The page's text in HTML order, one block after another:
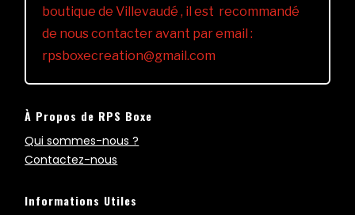
boutique de Villevaudé , il est recommandé
de nous contacter avant par email :
rpsboxecreation@gmail.com
À Propos de RPS Boxe
Qui sommes-nous ?
Contactez-nous
Informations Utiles